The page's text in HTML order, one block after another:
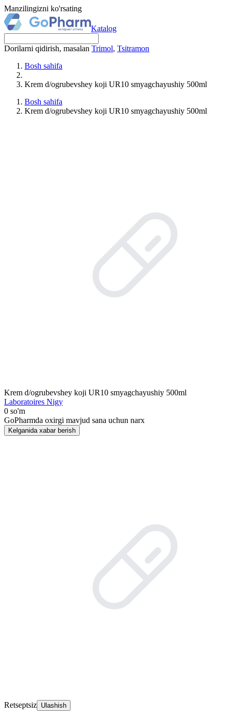
Manzilingizni ko'rsating
Katalog
Dorilarni qidirish, masalan Trimol, Tsitramon
Bosh sahifa
Krem d/ogrubevshey koji UR10 smyagchayushiy 500ml
Bosh sahifa
Krem d/ogrubevshey koji UR10 smyagchayushiy 500ml
Krem d/ogrubevshey koji UR10 smyagchayushiy 500ml
Laboratoires Nigy
0 so'm
GoPharmda oxirgi mavjud sana uchun narx
Kelganida xabar berish
Retseptsiz Ulashish